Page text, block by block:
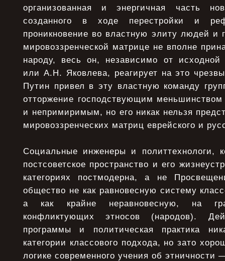
организованная и энергичная часть
созданного в ходе перестройки и
проникновение во властную элиту людей и
мировоззренческой матрице не вполне
народу, весь он, независимо от исходной
или А.Н. Яковлева, реагирует на это
Путин привел в эту властную команду
отторжение господствующим меньшинством
и непримиримым, но его никак нельзя
мировоззренческих матриц еврейского и
Социальные инженеры и политтехнологи,
постсоветское пространство и его
категориях постмодерна, а не
общество не как равновесную систему
а как крайне неравновесную, на
конфликтующих этносов (народов).
программы и политическая практика
категории классового подхода, но зато
логике современного учения об этничности